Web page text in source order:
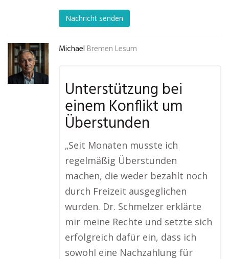
Nachricht senden
Michael Bremen Lesum
Unterstützung bei
einem Konflikt um
Überstunden
„Seit Monaten musste ich
regelmäßig Überstunden
machen, die weder bezahlt noch
durch Freizeit ausgeglichen
wurden. Dr. Schmelzer erklärte
mir meine Rechte und setzte sich
erfolgreich dafür ein, dass ich
sowohl eine Nachzahlung für